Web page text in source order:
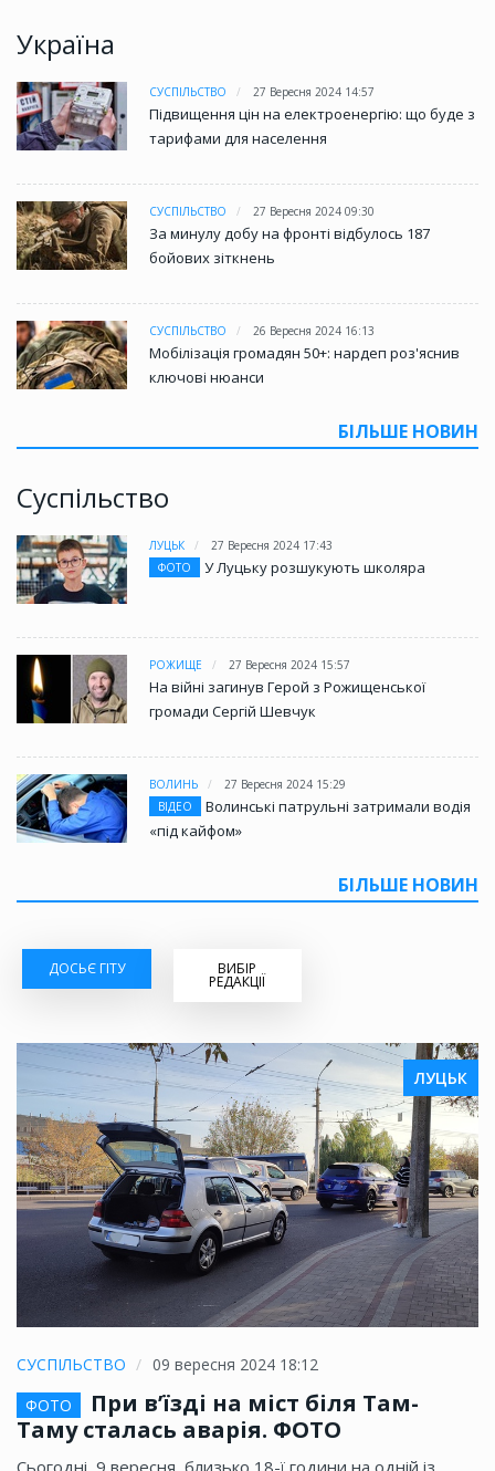
Україна
СУСПІЛЬСТВО 27 Вересня 2024 14:57
Підвищення цін на електроенергію: що буде з
тарифами для населення
СУСПІЛЬСТВО 27 Вересня 2024 09:30
За минулу добу на фронті відбулось 187
бойових зіткнень
СУСПІЛЬСТВО 26 Вересня 2024 16:13
Мобілізація громадян 50+: нардеп роз'яснив
ключові нюанси
БІЛЬШЕ НОВИН
Суспільство
ЛУЦЬК
27 Вересня 2024 17:43
ФОТО
У Луцьку розшукують школяра
РОЖИЩЕ 27 Вересня 2024 15:57
На війні загинув Герой з Рожищенської
громади Сергій Шевчук
ВОЛИНЬ
27 Вересня 2024 15:29
ВІДЕО
Волинські патрульні затримали водія
«під кайфом»
БІЛЬШЕ НОВИН
ДОСЬЄ ГІТУ ВИБІР
РЕДАКЦІЇ
ЛУЦЬК
СУСПІЛЬСТВО
09 вересня 2024 18:12
ФОТО
При в’їзді на міст біля Там-
Таму сталась аварія. ФОТО